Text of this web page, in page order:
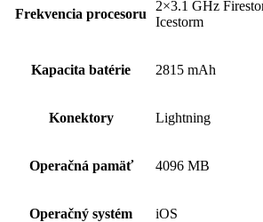
Frekvencia procesoru
2×3.1 GHz
Icestorm
Kapacita batérie 2815 mAh
Konektory Lightning
Operačná pamäť 4096 MB
Operačný systém iOS